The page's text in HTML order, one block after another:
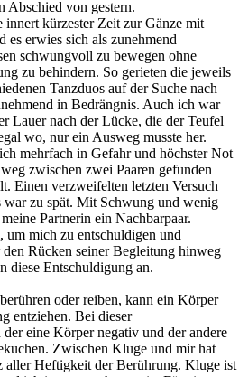
Abschied von gestern.
kürzester Zeit zur Gänze mit
es erwies sich als zunehmend
schwungvoll zu bewegen ohne
zu behindern. So gerieten die jeweils
Tanzduos auf der Suche nach
in Bedrängnis. Auch ich war
Lauer nach der Lücke, die der Teufel
wo, nur ein Ausweg musste her.
mehrfach in Gefahr und höchster Not
zwischen zwei Paaren gefunden
Einen verzweifelten letzten Versuch
war zu spät. Mit Schwung und wenig
Partnerin ein Nachbarpaar.
um mich zu entschuldigen und
Rücken seiner Begleitung hinweg
diese Entschuldigung an.
oder reiben, kann ein Körper
entziehen. Bei dieser
eine Körper negativ und der andere
Zwischen Kluge und mir hat
aller Heftigkeit der Berührung. Kluge ist